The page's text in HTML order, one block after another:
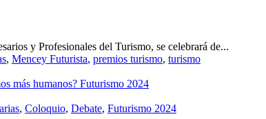
y Profesionales del Turismo, se celebrará de...
, Mencey Futurista, premios turismo, turismo
, Coloquio, Debate, Futurismo 2024